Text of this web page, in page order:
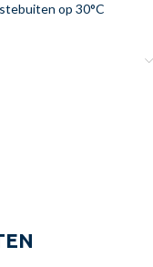
op 30°C